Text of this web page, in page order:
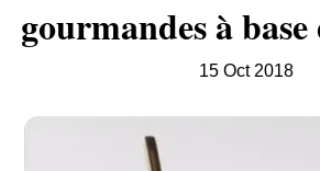
gourmandes à
15 Oct 2018